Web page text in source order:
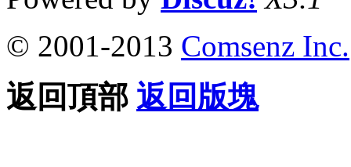
© 2001-2013 Comsenz Inc.
返回頂部 返回版塊